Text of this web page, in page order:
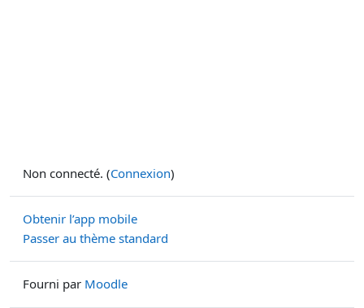
Non connecté. (Connexion)
Obtenir l’app mobile
Passer au thème standard
Fourni par Moodle